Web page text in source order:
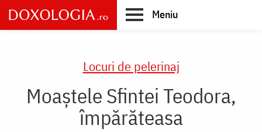
Skip
to
main
Meniu
Locuri de pelerinaj
Moaștele Sfintei Teodora,
împărăteasa